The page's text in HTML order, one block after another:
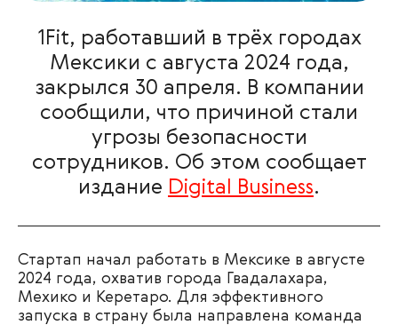
1Fit, работавший в трёх городах
Мексики с августа 2024 года,
закрылся 30 апреля. В компании
сообщили, что причиной стали
угрозы безопасности
сотрудников. Об этом сообщает
издание Digital Business.
Стартап начал работать в Мексике в августе
2024 года, охватив города Гвадалахара,
Мехико и Керетаро. Для эффективного
запуска в страну была направлена команда